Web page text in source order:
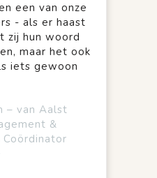
een van onze
- als er haast
zij hun woord
maar het ook
iets gewoon
– van Aalst
&